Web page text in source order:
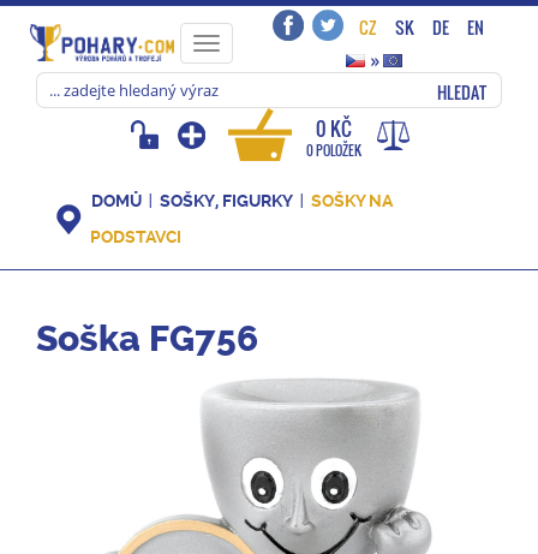
Toggle
navigation
CZ SK DE
EN
»
HLEDAT
0 KČ
0 POLOŽEK
DOMŮ SOŠKY, FIGURKY
SOŠKY NA
PODSTAVCI
Soška FG756